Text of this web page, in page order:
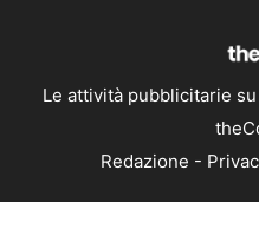
Le attività pubblicitarie
Redazione -